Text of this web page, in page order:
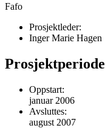
Fafo
Prosjektleder:
Inger Marie Hagen
Prosjektperiode
Oppstart:
januar 2006
Avsluttes:
august 2007